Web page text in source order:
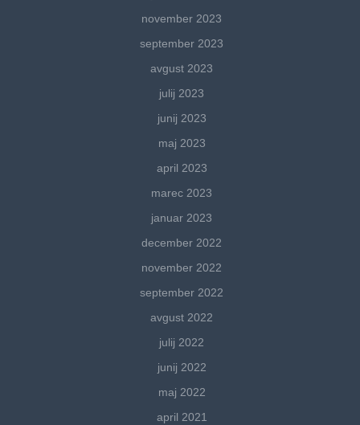
november 2023
september 2023
avgust 2023
julij 2023
junij 2023
maj 2023
april 2023
marec 2023
januar 2023
december 2022
november 2022
september 2022
avgust 2022
julij 2022
junij 2022
maj 2022
april 2021